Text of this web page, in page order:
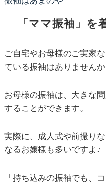
「ママ振袖」を
ご自宅やお母様のご実家
ている振袖はありませんか
お母様の振袖は、大きな
することができます。
実際に、成人式や前撮り
なるお嬢様も多いですよ♪
「持ち込みの振袖でも、